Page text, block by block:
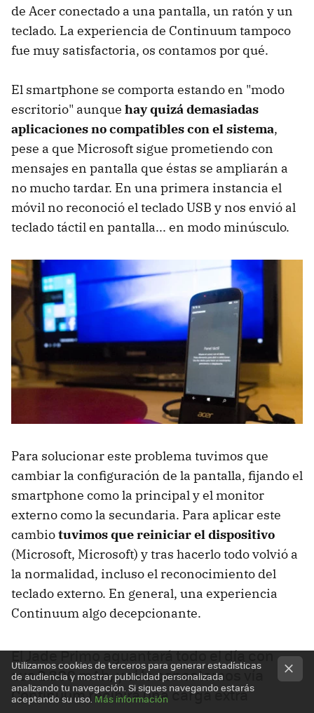
de Acer conectado a una pantalla, un ratón y un
teclado. La experiencia de Continuum tampoco
fue muy satisfactoria, os contamos por qué.
El smartphone se comporta estando en "modo
escritorio" aunque hay quizá demasiadas
aplicaciones no compatibles con el sistema,
pese a que Microsoft sigue prometiendo con
mensajes en pantalla que éstas se ampliarán a
no mucho tardar. En una primera instancia el
móvil no reconoció el teclado USB y nos envió al
teclado táctil en pantalla... en modo minúsculo.
Para solucionar este problema tuvimos que
cambiar la configuración de la pantalla, fijando el
smartphone como la principal y el monitor
externo como la secundaria. Para aplicar este
cambiotuvimos que reiniciar el dispositivo
(Microsoft, Microsoft) y tras hacerlo todo volvió a
la normalidad, incluso el reconocimiento del
teclado externo. En general, una experiencia
Continuum algo decepcionante.
El Jade Primo aguantará todo el día con
sus 2.800 mAh, y si lo conectamos vía
Continuum recibirá una carga extra
Utilizamos cookies de terceros para generar estadísticas
de audiencia y mostrar publicidad personalizada
analizando tu navegación. Si sigues navegando estarás
aceptando su uso. Más información